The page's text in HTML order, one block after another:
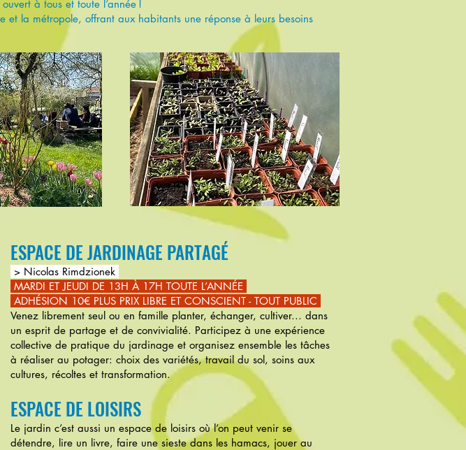
à tous et toute l’année !
la métropole, offrant aux habitants une réponse à leurs besoins
ESPACE DE JARDINAGE PARTAGÉ
> Nicolas Rimdzionek
MARDI ET JEUDI DE 13H À 17H TOUTE L’ANNÉE
ADHÉSION 10€ PLUS PRIX LIBRE ET CONSCIENT - TOUT PUBLIC
Venez librement seul ou en famille planter, échanger, cultiver... dans
un esprit de partage et de convivialité. Participez à une expérience
collective de pratique du jardinage et organisez ensemble les tâches
à réaliser au potager: choix des variétés, travail du sol, soins aux
cultures, récoltes et transformation.
ESPACE DE LOISIRS
Le jardin c’est aussi un espace de loisirs où l’on peut venir se
détendre, lire un livre, faire une sieste dans les hamacs, jouer au